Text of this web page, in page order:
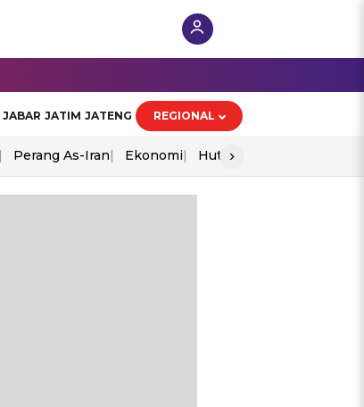
JABAR JATIM JATENG REGIONAL
Perang As-Iran Ekonomi Hut Ri
›